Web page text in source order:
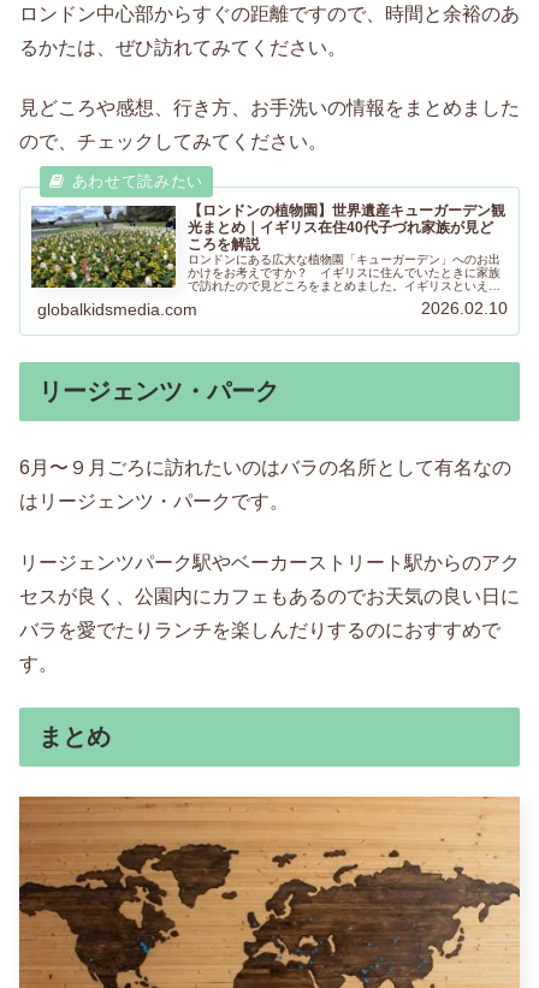
ロンドン中心部からすぐの距離ですので、時間と余裕のあ
るかたは、ぜひ訪れてみてください。
見どころや感想、行き方、お手洗いの情報をまとめました
ので、チェックしてみてください。
【ロンドンの植物園】世界遺産キューガーデン観
光まとめ｜イギリス在住40代子づれ家族が見ど
ころを解説
ロンドンにある広大な植物園「キューガーデン」へのお出
かけをお考えですか？ イギリスに住んでいたときに家族
で訪れたので見どころをまとめました。イギリスといえば
堪能してきてください。
globalkidsmedia.com 2026.02.10
リージェンツ・パーク
6月〜９月ごろに訪れたいのはバラの名所として有名なの
はリージェンツ・パークです。
リージェンツパーク駅やベーカーストリート駅からのアク
セスが良く、公園内にカフェもあるのでお天気の良い日に
バラを愛でたりランチを楽しんだりするのにおすすめで
す。
まとめ